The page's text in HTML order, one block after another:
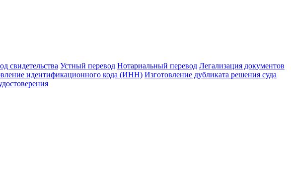
свидетельства Устный перевод Нотариальный перевод Легализация документов
идентификационного кода (ИНН) Изготовление дубликата решения суда